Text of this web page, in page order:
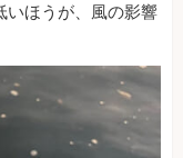
いほうが、風の影響